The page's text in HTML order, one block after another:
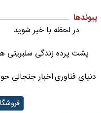
پیوندها
در لحظه با خبر شوید
پشت پرده زندگی سلبریتی
دنیای فناوریاخبار جنجالی